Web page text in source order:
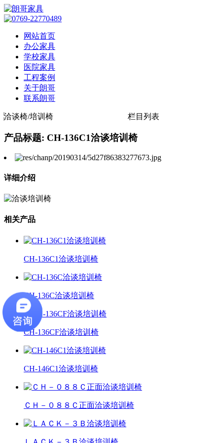
网站首页
办公家具
学校家具
医院家具
工程案例
关于朗哥
联系朗哥
洽谈椅/培训椅 栏目列表
产品标题: CH-136C1洽谈培训椅
详细介绍
相关产品
CH-136C1洽谈培训椅
CH-136C洽谈培训椅
CH-136CF洽谈培训椅
CH-146C1洽谈培训椅
ＣＨ－０８８Ｃ正面洽谈培训椅